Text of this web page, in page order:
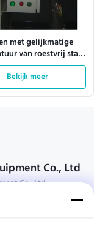
met gelijkmatige
van roestvrij staal
verwarmingssnelheid
van 2,0 °C/min
Bekijk meer
Co., Ltd
Co., Ltd
DongGuan,